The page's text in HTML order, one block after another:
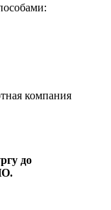
компания
до